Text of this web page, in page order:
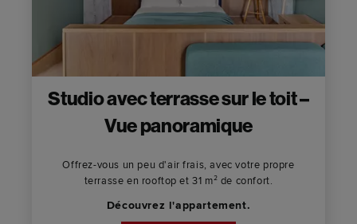
Studio avec terrasse sur le toit –
Vue panoramique
Offrez-vous un peu d'air frais, avec votre propre
terrasse en rooftop et 31 m² de confort.
Découvrez l'appartement.